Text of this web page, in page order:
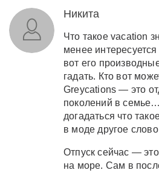
Никита
Что такое vacation
менее
вот его
гадать. Кто вот
Greycations — это
поколений в
догадаться что
в моде другое
Отпуск сейчас —
на море. Сам в